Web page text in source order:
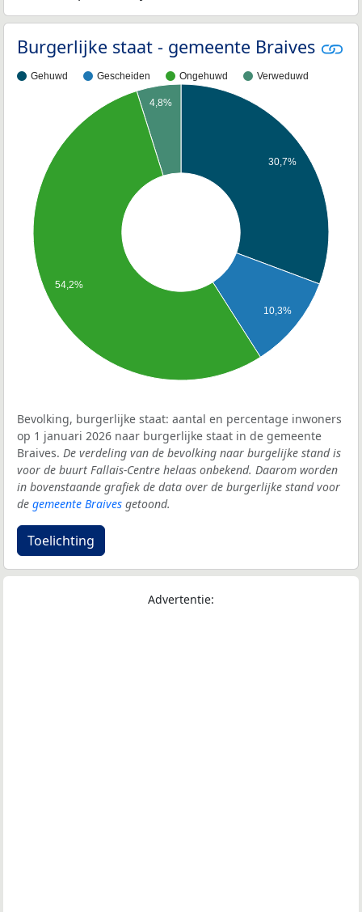
Burgerlijke staat - gemeente Braives
Gehuwd Gescheiden Ongehuwd Verweduwd
30,7%
10,3%
4,8%
54,2%
Bevolking, burgerlijke staat: aantal en percentage inwoners
op 1 januari 2026 naar burgerlijke staat in de gemeente
Braives. De verdeling van de bevolking naar burgelijke stand is
voor de buurt Fallais-Centre helaas onbekend. Daarom worden
in bovenstaande grafiek de data over de burgerlijke stand voor
de gemeente Braives getoond.
Toelichting
Advertentie: